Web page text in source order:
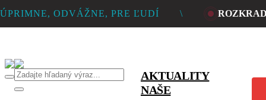
ÚPRIMNE, ODVÁŽNE, PRE ĽUDÍ \
AKTUALITY
NAŠE